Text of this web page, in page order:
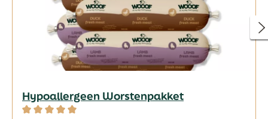
Hypoallergeen Worstenpakket